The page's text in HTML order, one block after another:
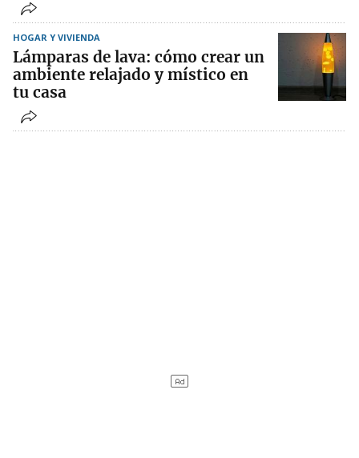
HOGAR Y VIVIENDA
Lámparas de lava: cómo crear un
ambiente relajado y místico en
tu casa